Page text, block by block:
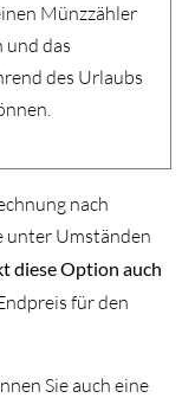
Münzzähler
und das
des Urlaubs
nach
unter Umständen
diese Option auch
für den
Sie auch eine